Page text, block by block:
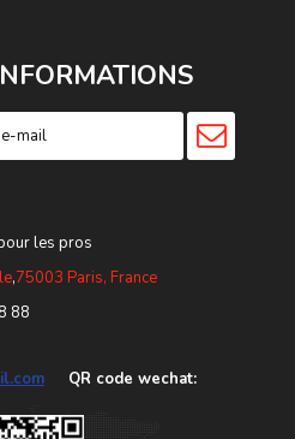
les pros
,75003 Paris, France
88
QR code wechat: